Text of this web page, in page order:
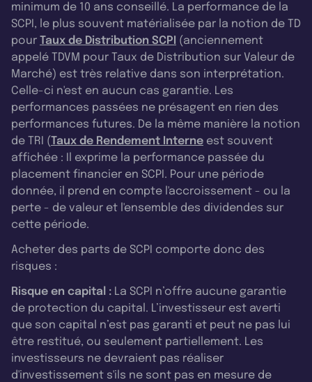
minimum de 10 ans conseillé. La performance de la
SCPI, le plus souvent matérialisée par la notion de TD
pour Taux de Distribution SCPI (anciennement
appelé TDVM pour Taux de Distribution sur Valeur de
Marché) est très relative dans son interprétation.
Celle-ci n'est en aucun cas garantie. Les
performances passées ne présagent en rien des
performances futures. De la même manière la notion
de TRI (Taux de Rendement Interne est souvent
affichée : Il exprime la performance passée du
placement financier en SCPI. Pour une période
donnée, il prend en compte l'accroissement - ou la
perte - de valeur et l'ensemble des dividendes sur
cette période.
Acheter des parts de SCPI comporte donc des
risques :
Risque en capital : La SCPI n’offre aucune garantie
de protection du capital. L’investisseur est averti
que son capital n’est pas garanti et peut ne pas lui
être restitué, ou seulement partiellement. Les
investisseurs ne devraient pas réaliser
d'investissement s'ils ne sont pas en mesure de